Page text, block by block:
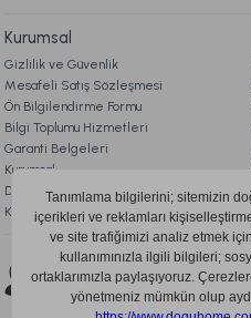
Kurumsal
Gizlilik ve Güvenlik
Mesafeli Satış Sözleşmesi
Ön Bilgilendirme Formu
Bilgi Toplumu Hizmetleri
Garanti Belgeleri
Kurumsal
Doqu Blog
KVKK Aydınlatma Metni
0850 205 03 35